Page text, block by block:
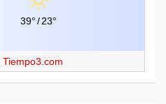
39°/23°
Tiempo3.com